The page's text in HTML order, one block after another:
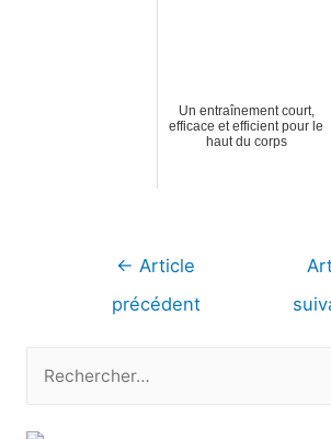
Un entraînement court,
efficace et efficient pour le
haut du corps
Navigation
← Article
précédent
c